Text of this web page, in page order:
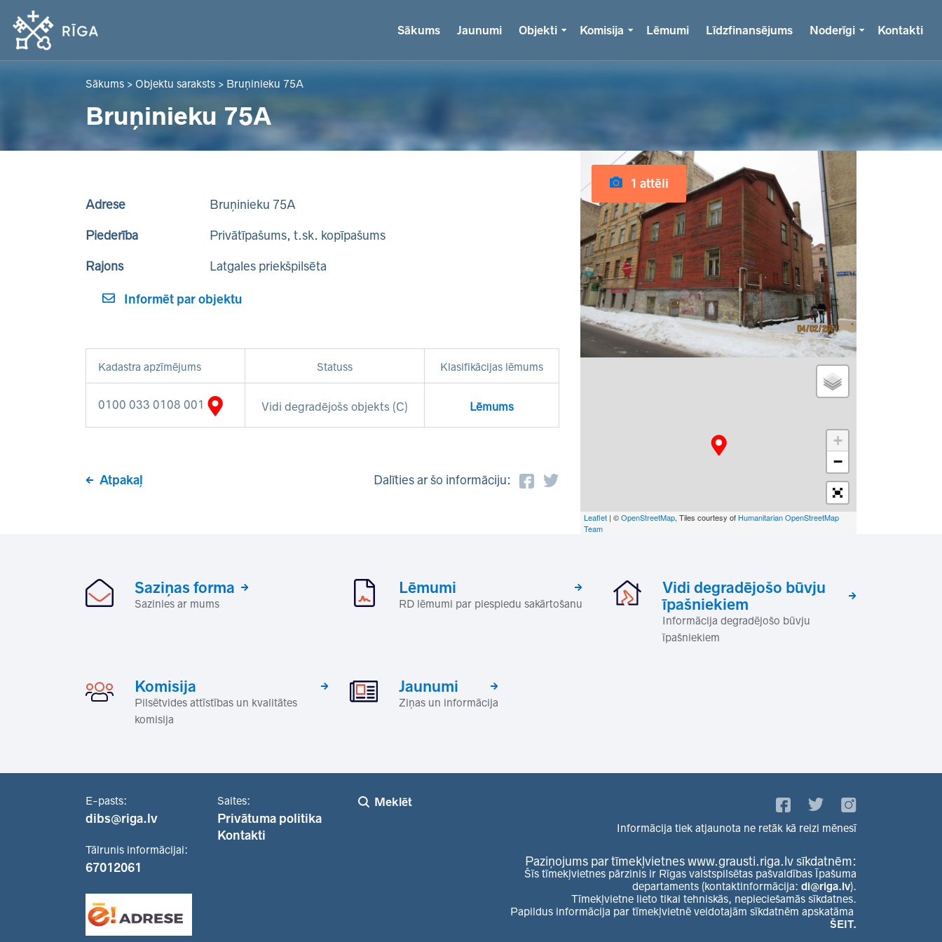
Sākums Jaunumi Objekti Komisija Lēmumi Līdzfinansējums Noderīgi Kontakti
Sākums > Objektu saraksts > Bruņinieku 75A
Bruņinieku 75A
Adrese Bruņinieku 75A
Piederība Privātīpašums, t.sk. kopīpašums
Rajons Latgales priekšpilsēta
Informēt par objektu
Kadastra apzīmējums Statuss Klasifikācijas lēmums
0100 033 0108 001 Vidi degradējošs objekts (C) Lēmums
Atpakaļ Dalīties ar šo informāciju:
1 attēli
+
−
Leaflet | ©OpenStreetMap, Tiles courtesy of Humanitarian OpenStreetMap
Team
Saziņas forma
Sazinies ar mums
Lēmumi
RD lēmumi par piespiedu sakārtošanu
Vidi degradējošo būvju
īpašniekiem
Informācija degradējošo būvju
īpašniekiem
Komisija
Pilsētvides attīstības un kvalitātes
komisija
Jaunumi
Ziņas un informācija
E-pasts:
dibs@riga.lv
Tālrunis informācijai:
67012061
Saites:
Privātuma politika
Kontakti
Meklēt
Informācija tiek atjaunota ne retāk kā reizi mēnesī
Paziņojums par tīmekļvietnes www.grausti.riga.lv sīkdatnēm:
Šīs tīmekļvietnes pārzinis ir Rīgas valstspilsētas pašvaldības Īpašuma
departaments (kontaktinformācija: di@riga.lv).
Tīmekļvietne lieto tikai tehniskās, nepieciešamās sīkdatnes.
Papildus informācija par tīmekļvietnē veidotajām sīkdatnēm apskatāma
ŠEIT.